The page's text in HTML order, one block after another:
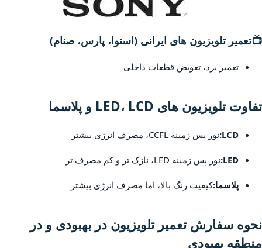
📺تعمیر تلویزیون های ایرانی (اسنوا، پارس، صنام)
تعمیر برد، تعویض قطعات داخلی
تفاوت تلویزیون های LED، LCD و پلاسما
LCD: نور پس زمینه CCFL، مصرف انرژی بیشتر
LED: نور پس زمینه LED، نازک تر و کم مصرف تر
پلاسما:کیفیت رنگ بالا، اما مصرف انرژی بیشتر
نحوه سفارش تعمیر تلویزیون در بهبودی و در
منطقه بهبودی